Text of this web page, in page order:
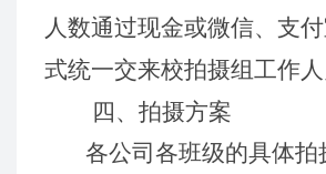
人数通过现金或微信、支
式统一交来校拍摄组工作人
四、拍摄方案
各公司各班级的具体拍